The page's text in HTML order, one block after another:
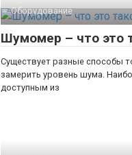
Оборудование
Шумомер – что это
Существует разные способы
замерить уровень шума.
доступным из